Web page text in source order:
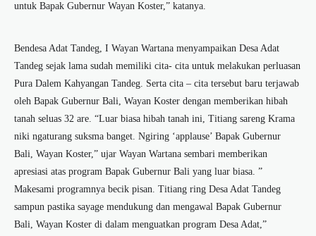
untuk Bapak Gubernur Wayan Koster,” katanya.
Bendesa Adat Tandeg, I Wayan Wartana menyampaikan Desa Adat
Tandeg sejak lama sudah memiliki cita- cita untuk melakukan perluasan
Pura Dalem Kahyangan Tandeg. Serta cita – cita tersebut baru terjawab
oleh Bapak Gubernur Bali, Wayan Koster dengan memberikan hibah
tanah seluas 32 are. “Luar biasa hibah tanah ini, Titiang sareng Krama
niki ngaturang suksma banget. Ngiring ‘applause’ Bapak Gubernur
Bali, Wayan Koster,” ujar Wayan Wartana sembari memberikan
apresiasi atas program Bapak Gubernur Bali yang luar biasa. ”
Makesami programnya becik pisan. Titiang ring Desa Adat Tandeg
sampun pastika sayage mendukung dan mengawal Bapak Gubernur
Bali, Wayan Koster di dalam menguatkan program Desa Adat,”